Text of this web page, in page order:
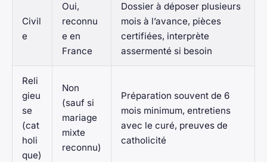
Civil
e
Oui,
reconnu
e en
France
Dossier à déposer plusieurs
mois à l’avance, pièces
certifiées, interprète
assermenté si besoin
Reli
gieu
se
(cat
holi
que)
Non
(sauf si
mariage
mixte
reconnu)
Préparation souvent de 6
mois minimum, entretiens
avec le curé, preuves de
catholicité